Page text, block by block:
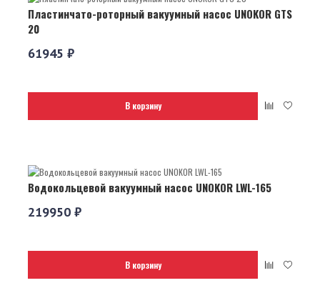
Пластинчато-роторный вакуумный насос UNOKOR GTS
20
61945 ₽
В корзину
Водокольцевой вакуумный насос UNOKOR LWL-165
219950 ₽
В корзину